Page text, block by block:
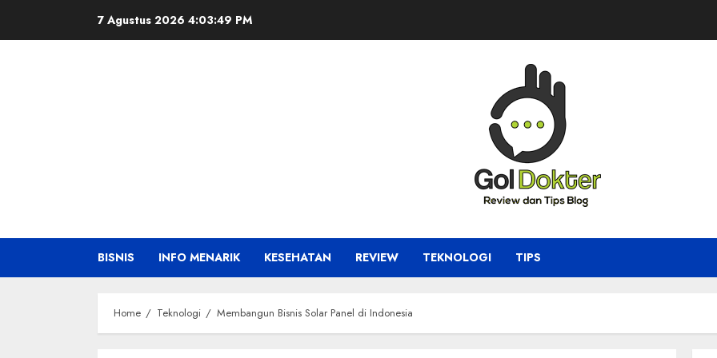
7 Agustus 2026 4:03:50 PM
BISNIS INFO MENARIK KESEHATAN REVIEW TEKNOLOGI TIPS
Home Teknologi Membangun Bisnis Solar Panel di Indonesia